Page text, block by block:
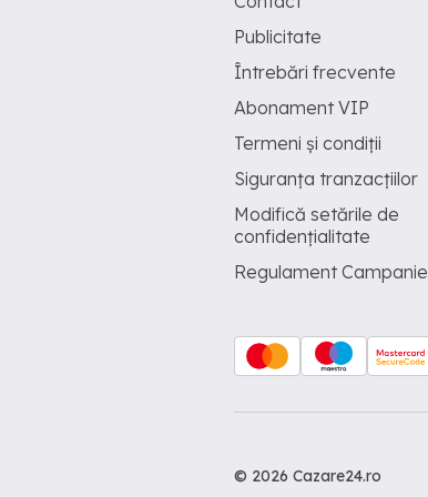
Publicitate
Întrebări frecvente
Abonament VIP
Termeni și condiții
Siguranța tranzacțiilor
Modifică setările de
confidențialitate
Regulament Campanie
© 2026 Cazare24.ro